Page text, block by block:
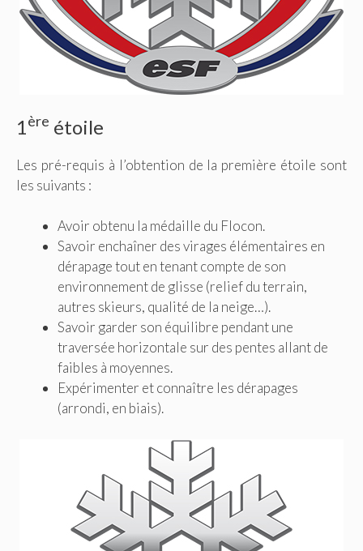
1 ère étoile
Les pré-requis à l’obtention de la première étoile sont
les suivants :
Avoir obtenu la médaille du Flocon.
Savoir enchaîner des virages élémentaires en
dérapage tout en tenant compte de son
environnement de glisse (relief du terrain,
autres skieurs, qualité de la neige…).
Savoir garder son équilibre pendant une
traversée horizontale sur des pentes allant de
faibles à moyennes.
Expérimenter et connaître les dérapages
(arrondi, en biais).